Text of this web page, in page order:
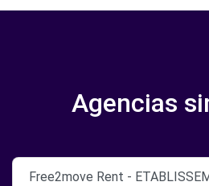
Agencias
Free2move Rent -